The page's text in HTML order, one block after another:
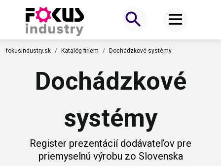
fokusindustry.sk Katalóg firiem Dochádzkové systémy
Dochádzkové
systémy
Register prezentácií dodávateľov pre
priemyselnú výrobu zo Slovenska